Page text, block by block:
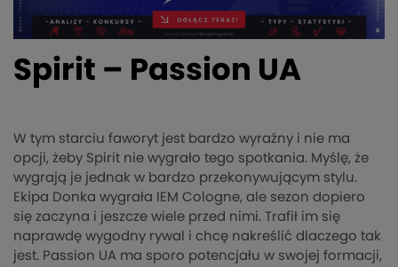
Spirit – Passion UA
W tym starciu faworyt jest bardzo wyraźny i nie ma
opcji, żeby Spirit nie wygrało tego spotkania. Myślę, że
wygrają je jednak w bardzo przekonywującym stylu.
Ekipa Donka wygrała IEM Cologne, ale sezon dopiero
się zaczyna i jeszcze wiele przed nimi. Trafił im się
naprawdę wygodny rywal i chcę nakreślić dlaczego tak
jest. Passion UA ma sporo potencjału w swojej formacji,